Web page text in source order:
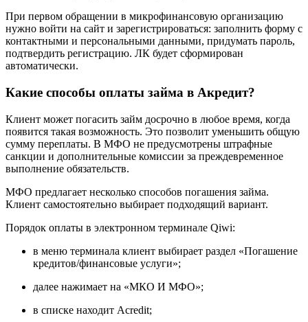
При первом обращении в микрофинансовую организацию
нужно войти на сайт и зарегистрироваться: заполнить форму с
контактными и персональными данными, придумать пароль,
подтвердить регистрацию. ЛК будет сформирован
автоматически.
Какие способы оплаты займа в Акредит?
Клиент может погасить займ досрочно в любое время, когда
появится такая возможность. Это позволит уменьшить общую
сумму переплаты. В МФО не предусмотрены штрафные
санкции и дополнительные комиссии за преждевременное
выполнение обязательств.
МФО предлагает несколько способов погашения займа.
Клиент самостоятельно выбирает подходящий вариант.
Порядок оплаты в электронном терминале Qiwi:
в меню терминала клиент выбирает раздел «Погашение
кредитов/финансовые услуги»;
далее нажимает на «МКО И МФО»;
в списке находит Acredit;